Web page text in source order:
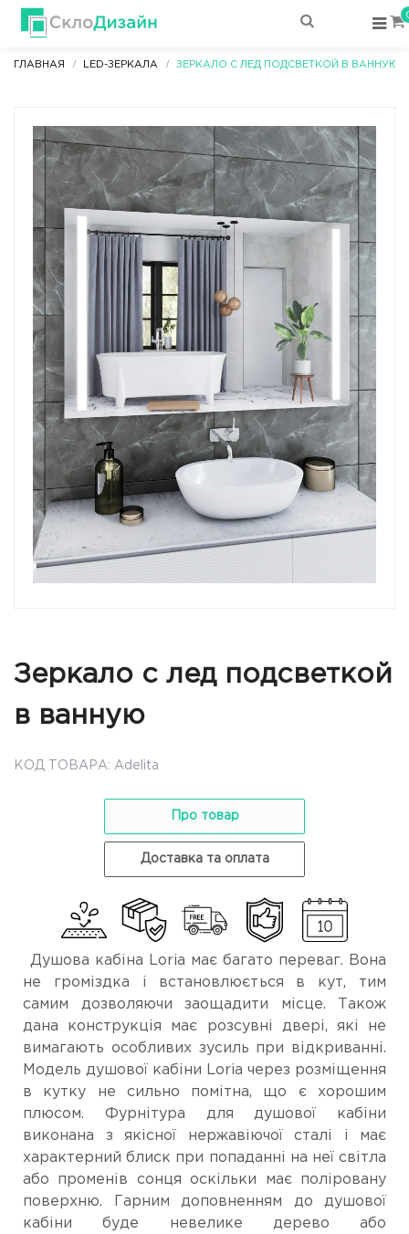
ГЛАВНАЯ LED-ЗЕРКАЛА ЗЕРКАЛО С ЛЕД ПОДСВЕТКОЙ В ВАННУЮ
Зеркало с лед подсветкой
в ванную
КОД ТОВАРА: Adelita
Про товар
Доставка та оплата
Душова кабіна Loria має багато переваг. Вона
не громіздка і встановлюється в кут, тим
самим дозволяючи заощадити місце. Також
дана конструкція має розсувні двері, які не
вимагають особливих зусиль при відкриванні.
Модель душової кабіни Loria через розміщення
в кутку не сильно помітна, що є хорошим
плюсом. Фурнітура для душової кабіни
виконана з якісної нержавіючої сталі і має
характерний блиск при попаданні на неї світла
або променів сонця оскільки має поліровану
поверхню. Гарним доповненням до душової
кабіни буде невелике дерево або